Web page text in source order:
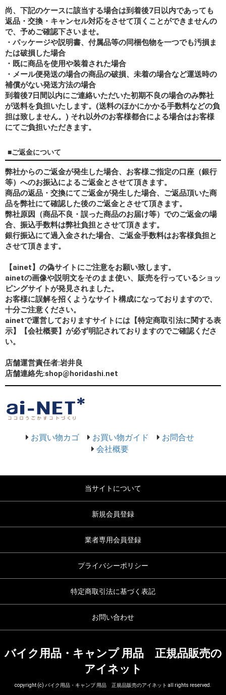
尚、下記のケースに該当する場合は到着後7日以内であっても
返品・交換・キャンセル対応をさせて頂くことができませんの
で、予めご確認下さいませ。
・パッケージや説明書、付属品等の同梱包物を一つでも汚損ま
たは破損した場合
・既に商品を使用や装着された場合
・メール便発送の場合の商品の破損、未着の場合など運送時の
補償がない発送方法の場合
到着後7日間以内にご連絡いただいた初期不良の場合のみ弊社
が送料を負担いたします。(送料のほかにかかる手数料などの負
担は致しません。) それ以外のお客様都合による場合はお客様
にてご負担いただきます。
■ご返金について
弊社からのご返金が発生した場合、お客様ご指定の口座（銀行
等）へのお振込によるご返金とさせて頂きます。
商品の返品・交換にてご返金が発生した場合、ご返品頂いた商
品を弊社にて確認した後のご返金とさせて頂きます。
弊社原因（商品不良・誤った商品のお届け等）でのご返金の場
合、振込手数料は弊社負担とさせて頂きます。
銀行振込にて過入金された場合、ご返金手数料はお客様負担と
させて頂きます。
【ainet】の偽サイトにご注意をお願い致します。
ainetの画像や説明文をそのまま使い、販売を行っているショッ
ピングサイトが発見されました。
お客様に誤解を招くようなサイト構成になっておりますので、
十分ご注意ください。
ainetで運営しておりますサイトには【特定商取引法に関する表
示】【会社概要】が必ず明記されておりますのでご確認くださ
い。
店舗運営責任者:岩井良
店舗連絡先:shop@horidashi.net
お買い物カゴ お買い物ガイド
お問合せ
会社概要
当サイトについて
新規会員登録
業者専用会員登録
プライバシーポリシー
特定商取引法に基づく表記
お問い合わせ
バイク用品・キャンプ 用品 正規品販売の
アイネット
copyright (c) バイク用品・キャンプ 用品 正規品販売のアイネット all rights reserved.